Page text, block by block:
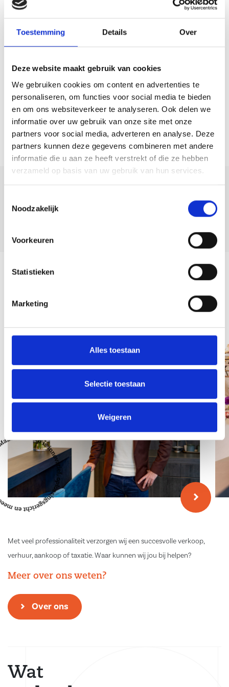
Toestemming Details Over
Deze website maakt gebruik van cookies
We gebruiken cookies om content en advertenties te
personaliseren, om functies voor social media te bieden
en om ons websiteverkeer te analyseren. Ook delen we
informatie over uw gebruik van onze site met onze
partners voor social media, adverteren en analyse. Deze
partners kunnen deze gegevens combineren met andere
informatie die u aan ze heeft verstrekt of die ze hebben
verzameld op basis van uw gebruik van hun services.
Noodzakelijk
Voorkeuren
Statistieken
Marketing
Alles toestaan
Selectie toestaan
Weigeren
– Notaris keuze verkoper
Slot:
Een ideaal appartement voor starters of singles die op zoek zijn naar
comfort, licht en een unieke ligging op hoogte.
Team
Met veel professionaliteit verzorgen wij een succesvolle verkoop,
verhuur, aankoop of taxatie. Waar kunnen wij jou bij helpen?
Meer over ons weten?
Over ons
Wat